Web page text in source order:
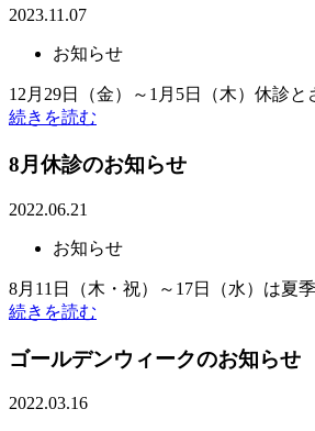
2023.11.07
お知らせ
12月29日（金）～1月5日（木）休診
続きを読む
8月休診のお知らせ
2022.06.21
お知らせ
8月11日（木・祝）～17日（水）は夏
続きを読む
ゴールデンウィークのお知らせ
2022.03.16